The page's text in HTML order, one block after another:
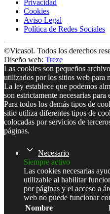
Privacidad
Cookies
Aviso Legal
Política de Redes Sociales
©Vicasol. Todos los derechos
Diseño web: Treze
Las cookies son pequeños
utilizados por los sitios web para
La ley establece que podemos
son estrictamente necesarias
Para todos los demás tipos de
sitio utiliza diferentes tipos de
colocadas por servicios de
páginas.
Necesario
Siempre activo
Las cookies necesarias
utilizable al habilitar
por páginas y el acceso a
web no puede funcionar
Nombre